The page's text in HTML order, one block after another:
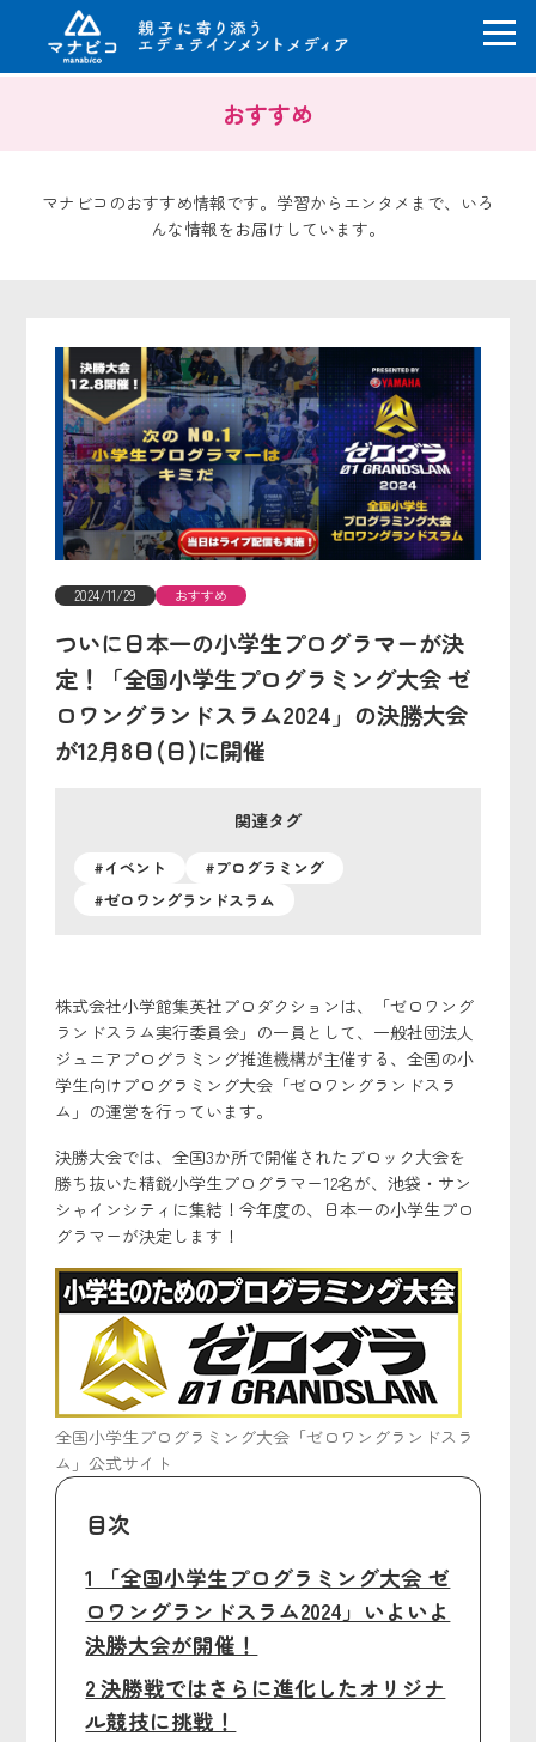
おすすめ
マナビコのおすすめ情報です。学習からエンタメまで、いろ
んな情報をお届けしています。
2024/11/29 おすすめ
ついに日本一の小学生プログラマーが決
定！「全国小学生プログラミング大会 ゼ
ロワングランドスラム2024」の決勝大会
が12月8日(日)に開催
関連タグ
#イベント
#プログラミング
#ゼロワングランドスラム
株式会社小学館集英社プロダクションは、「ゼロワング
ランドスラム実行委員会」の一員として、一般社団法人
ジュニアプログラミング推進機構が主催する、全国の小
学生向けプログラミング大会「ゼロワングランドスラ
ム」の運営を行っています。
決勝大会では、全国3か所で開催されたブロック大会を
勝ち抜いた精鋭小学生プログラマー12名が、池袋・サン
シャインシティに集結！今年度の、日本一の小学生プロ
グラマーが決定します！
全国小学生プログラミング大会「ゼロワングランドスラ
ム」公式サイト
目次
1 「全国小学生プログラミング大会 ゼ
ロワングランドスラム2024」いよいよ
決勝大会が開催！
2 決勝戦ではさらに進化したオリジナ
ル競技に挑戦！